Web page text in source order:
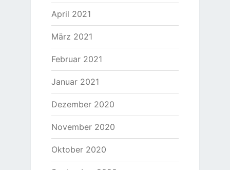
April 2021
März 2021
Februar 2021
Januar 2021
Dezember 2020
November 2020
Oktober 2020